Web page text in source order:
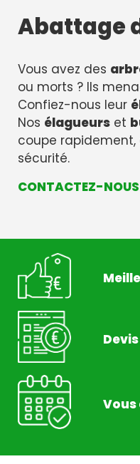
Abattage
Vous avez des
ou morts ? Ils
Confiez-nous leur
Nos élagueurs et
coupe rapidement,
sécurité.
CONTACTEZ-NOUS
Vous